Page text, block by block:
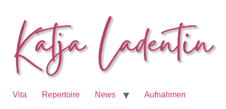
Vita Repertoire News Aufnahmen